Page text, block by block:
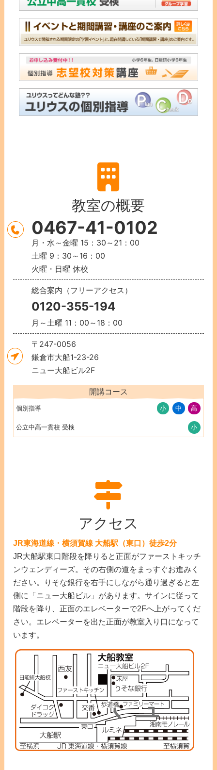
教室の概要
0467-41-0102
月・水～金曜 15：30～21：00
土曜 9：30～16：00
火曜・日曜 休校
総合案内（フリーアクセス）
0120-355-194
月～土曜 11：00～18：00
〒247-0056
鎌倉市大船1-23-26
ニュー大船ビル2F
開講コース
個別指導 小 中 高
公立中高一貫校 受検 小
アクセス
JR東海道線・横須賀線 大船駅（東口）徒歩2分
JR大船駅東口階段を降りると正面がファーストキッチ
ンウェンディーズ。その右側の道をまっすぐお進みく
ださい。りそな銀行を右手にしながら通り過ぎると左
側に「ニュー大船ビル」があります。サインに従って
階段を降り、正面のエレベーターで2Fへ上がってくだ
さい。エレベーターを出た正面が教室入り口になって
います。